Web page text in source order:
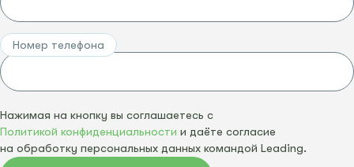
Номер телефона
Нажимая на кнопку вы соглашаетесь с
Политикой конфиденциальности и даёте согласие
на обработку персональных данных командой Leading.